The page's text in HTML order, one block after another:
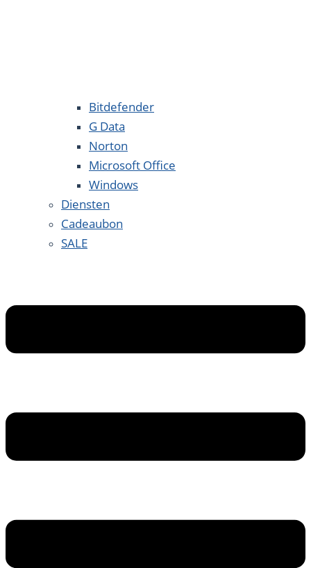
Bitdefender
G Data
Norton
Microsoft Office
Windows
Diensten
Cadeaubon
SALE